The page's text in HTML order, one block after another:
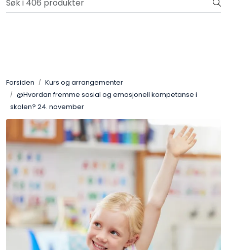
Skip to main contentPrivatkunde: Fri frakt på ordre over 599 kr.
Forsiden
Kurs og arrangementer
@Hvordan fremme sosial og emosjonell kompetanse i
skolen? 24. november
Hei-produkter
Psykologi for Barn
Barn og unge mener
Gaver
For skoler
Kurs og arrangementer